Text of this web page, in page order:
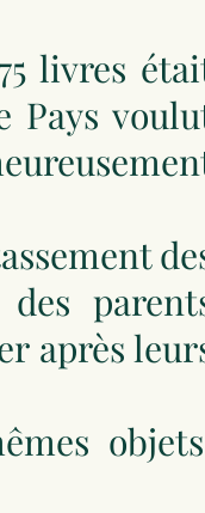
livres
Pays
après